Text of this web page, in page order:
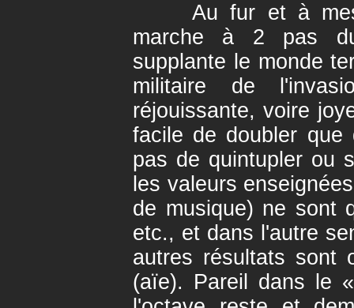
Au fur et à
marche à 2 pas
supplante le monde
militaire de
réjouissante, voire
facile de doubler que
pas de quintupler ou
les valeurs
de musique) ne sont
etc., et dans l'autre
autres résultats sont
(aïe). Pareil dans le